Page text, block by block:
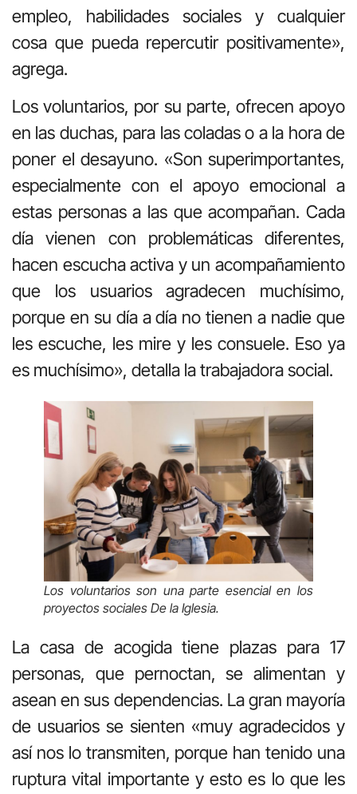
empleo, habilidades sociales y cualquier
cosa que pueda repercutir positivamente»,
agrega.
Los voluntarios, por su parte, ofrecen apoyo
en las duchas, para las coladas o a la hora de
poner el desayuno. «Son superimportantes,
especialmente con el apoyo emocional a
estas personas a las que acompañan. Cada
día vienen con problemáticas diferentes,
hacen escucha activa y un acompañamiento
que los usuarios agradecen muchísimo,
porque en su día a día no tienen a nadie que
les escuche, les mire y les consuele. Eso ya
es muchísimo», detalla la trabajadora social.
Los voluntarios son una parte esencial en los
proyectos sociales De la Iglesia.
La casa de acogida tiene plazas para 17
personas, que pernoctan, se alimentan y
asean en sus dependencias. La gran mayoría
de usuarios se sienten «muy agradecidos y
así nos lo transmiten, porque han tenido una
ruptura vital importante y esto es lo que les